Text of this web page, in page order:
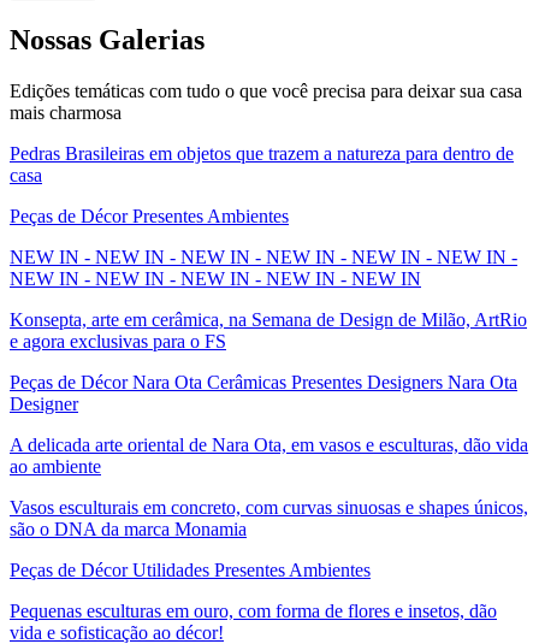
Nossas Galerias
Edições temáticas com tudo o que você precisa para deixar sua casa
mais charmosa
Pedras Brasileiras em objetos que trazem a natureza para dentro de
casa
Peças de Décor Presentes Ambientes
NEW IN - NEW IN - NEW IN - NEW IN - NEW IN - NEW IN -
NEW IN - NEW IN - NEW IN - NEW IN - NEW IN
Konsepta, arte em cerâmica, na Semana de Design de Milão, ArtRio
e agora exclusivas para o FS
Peças de Décor Nara Ota Cerâmicas Presentes Designers Nara Ota
Designer
A delicada arte oriental de Nara Ota, em vasos e esculturas, dão vida
ao ambiente
Vasos esculturais em concreto, com curvas sinuosas e shapes únicos,
são o DNA da marca Monamia
Peças de Décor Utilidades Presentes Ambientes
Pequenas esculturas em ouro, com forma de flores e insetos, dão
vida e sofisticação ao décor!